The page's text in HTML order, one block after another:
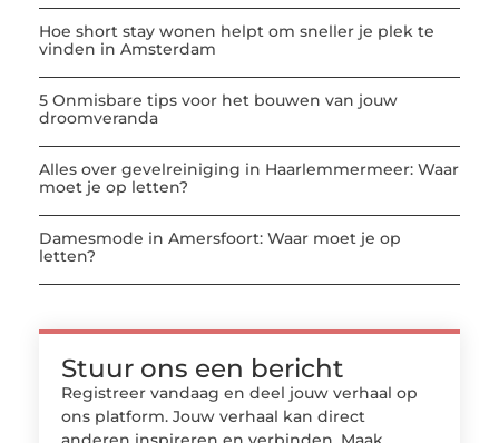
Hoe short stay wonen helpt om sneller je plek te
vinden in Amsterdam
5 Onmisbare tips voor het bouwen van jouw
droomveranda
Alles over gevelreiniging in Haarlemmermeer: Waar
moet je op letten?
Damesmode in Amersfoort: Waar moet je op
letten?
Stuur ons een bericht
Registreer vandaag en deel jouw verhaal op
ons platform. Jouw verhaal kan direct